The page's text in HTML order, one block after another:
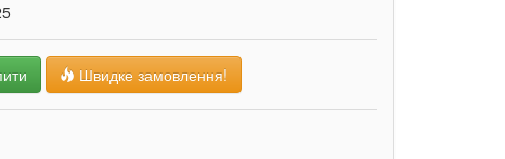
Швидке замовлення!